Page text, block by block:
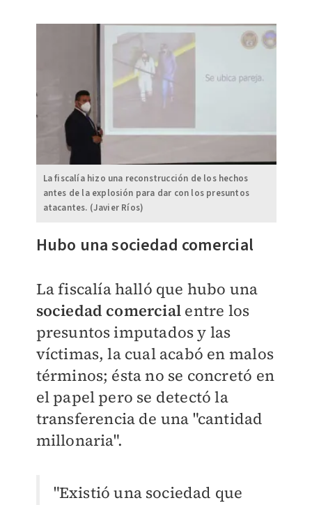
La fiscalía hizo una reconstrucción de los hechos
antes de la explosión para dar con los presuntos
atacantes. (Javier Ríos)
Hubo una sociedad comercial
La fiscalía halló que hubo una
sociedad comercial entre los
presuntos imputados y las
víctimas, la cual acabó en malos
términos; ésta no se concretó en
el papel pero se detectó la
transferencia de una "cantidad
millonaria".
"Existió una sociedad que